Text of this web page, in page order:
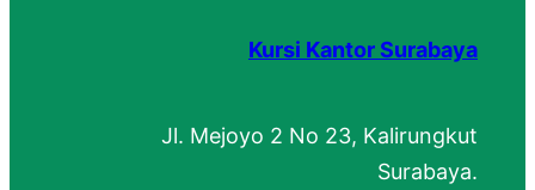
Kursi Kantor Surabaya
Jl. Mejoyo 2 No 23, Kalirungkut
Surabaya.